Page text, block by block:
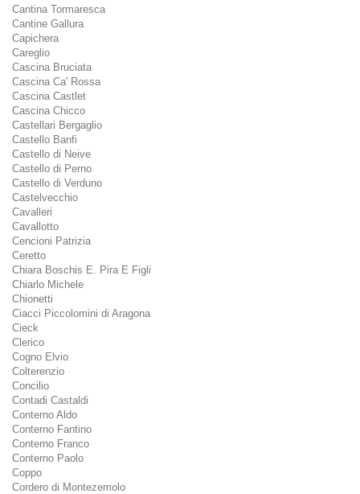
Cantina Tormaresca
Cantine Gallura
Capichera
Careglio
Cascina Bruciata
Cascina Ca' Rossa
Cascina Castlet
Cascina Chicco
Castellari Bergaglio
Castello Banfi
Castello di Neive
Castello di Perno
Castello di Verduno
Castelvecchio
Cavalleri
Cavallotto
Cencioni Patrizia
Ceretto
Chiara Boschis E. Pira E Figli
Chiarlo Michele
Chionetti
Ciacci Piccolomini di Aragona
Cieck
Clerico
Cogno Elvio
Colterenzio
Concilio
Contadi Castaldi
Conterno Aldo
Conterno Fantino
Conterno Franco
Conterno Paolo
Coppo
Cordero di Montezemolo